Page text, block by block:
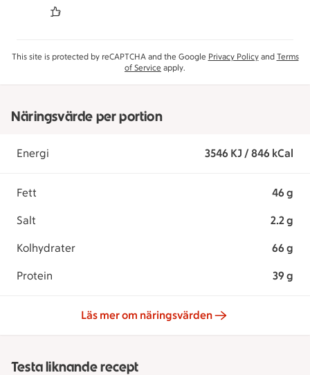
This site is protected by reCAPTCHA and the Google Privacy Policyand Terms
of Service apply.
Näringsvärde per portion
Energi 3546 KJ / 846 kCal
Fett 46 g
Salt 2.2 g
Kolhydrater 66 g
Protein 39 g
Läs mer om näringsvärden
Testa liknande recept